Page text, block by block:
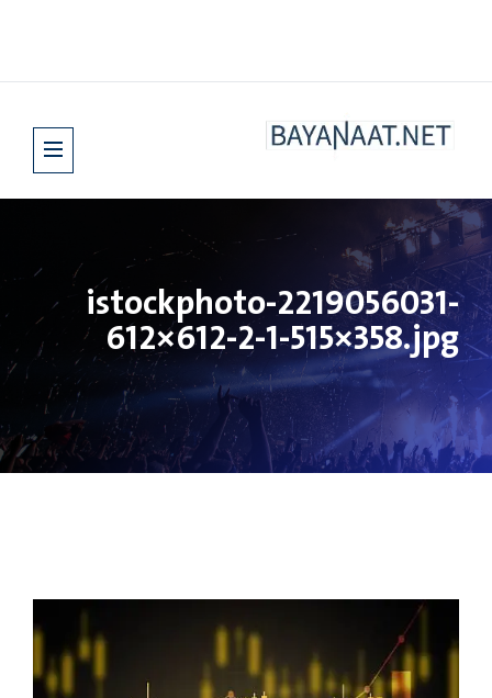
istockphoto-2219056031-
612×612-2-1-515×358.jpg